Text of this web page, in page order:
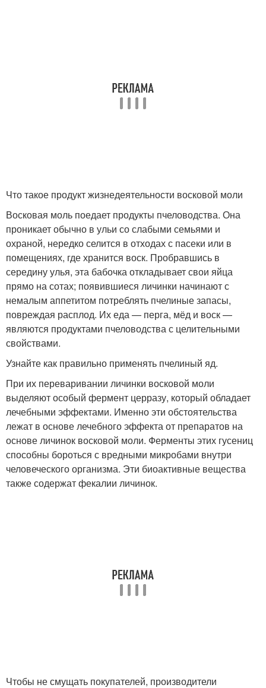
Что такое продукт жизнедеятельности восковой моли
Восковая моль поедает продукты пчеловодства. Она
проникает обычно в ульи со слабыми семьями и
охраной, нередко селится в отходах с пасеки или в
помещениях, где хранится воск. Пробравшись в
середину улья, эта бабочка откладывает свои яйца
прямо на сотах; появившиеся личинки начинают с
немалым аппетитом потреблять пчелиные запасы,
повреждая расплод. Их еда — перга, мёд и воск —
являются продуктами пчеловодства с целительными
свойствами.
Узнайте как правильно применять пчелиный яд.
При их переваривании личинки восковой моли
выделяют особый фермент церразу, который обладает
лечебными эффектами. Именно эти обстоятельства
лежат в основе лечебного эффекта от препаратов на
основе личинок восковой моли. Ферменты этих гусениц
способны бороться с вредными микробами внутри
человеческого организма. Эти биоактивные вещества
также содержат фекалии личинок.
Чтобы не смущать покупателей, производители